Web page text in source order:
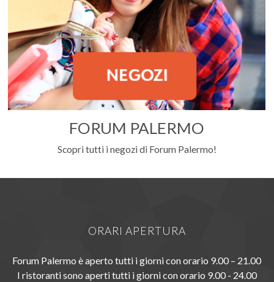
FORUM PALERMO
Scopri tutti i negozi di Forum Palermo!
ORARI APERTURA
Forum Palermo è aperto tutti i giorni con orario 9.00 – 21.00
I ristoranti sono aperti tutti i giorni con orario 9.00 - 24.00